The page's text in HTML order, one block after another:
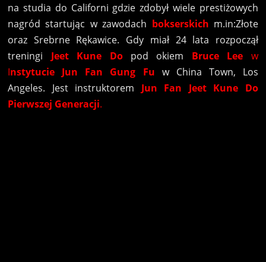
na studia do Californi gdzie zdobył wiele prestiżowych
nagród startując w zawodach bokserskich m.in:Złote
oraz Srebrne Rękawice. Gdy miał 24 lata rozpoczął
treningi Jeet Kune Dopod okiem Bruce Lee w
Instytucie Jun Fan Gung Fu w China Town, Los
Angeles. Jest instruktorem Jun Fan Jeet Kune Do
Pierwszej Generacji.